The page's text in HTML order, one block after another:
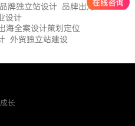
牌独立站设计 品牌出海
设计
海全案设计策划定位
外贸独立站建设
长